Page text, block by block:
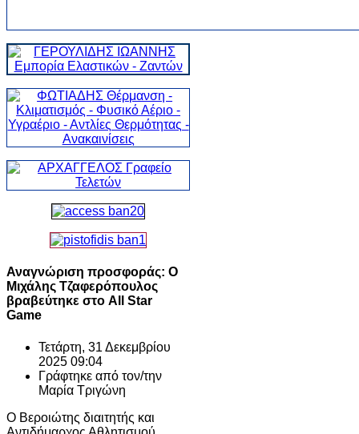
Αναγνώριση προσφοράς: Ο
Μιχάλης Τζαφερόπουλος
βραβεύτηκε στο All Star
Game
Τετάρτη, 31 Δεκεμβρίου
2025 09:04
Γράφτηκε από τον/την
Μαρία Τριγώνη
Ο Βεροιώτης διαιτητής και